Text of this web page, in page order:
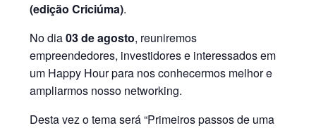
(edição Criciúma).
No dia03 de agosto, reuniremos
empreendedores, investidores e interessados em
um Happy Hour para nos conhecermos melhor e
ampliarmos nosso networking.
Desta vez o tema será “Primeiros passos de uma